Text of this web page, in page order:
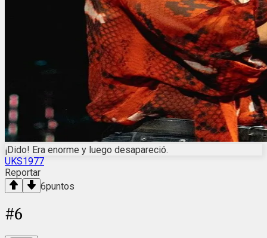
¡Dido! Era enorme y luego desapareció.
UKS1977
Reportar
6puntos
#6